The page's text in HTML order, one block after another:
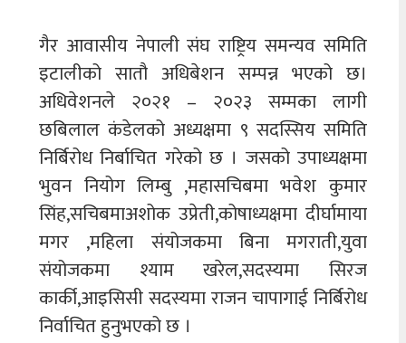
गैर आवासीय नेपाली संघ राष्ट्रिय समन्यव समिति
इटालीको सातौ अधिबेशन सम्पन्न भएको छ।
अधिवेशनले २०२१ – २०२३ सम्मका लागी
छबिलाल कंडेलको अध्यक्षमा ९ सदस्सिय समिति
निर्बिरोध निर्बाचित गरेको छ । जसको उपाध्यक्षमा
भुवन नियोग लिम्बु ,महासचिबमा भवेश कुमार
सिंह,सचिबमाअशोक उप्रेती,कोषाध्यक्षमा दीर्घामाया
मगर ,महिला संयोजकमा बिना मगराती,युवा
संयोजकमा श्याम खरेल,सदस्यमा सिरज
कार्की,आइसिसी सदस्यमा राजन चापागाई निर्बिरोध
निर्वाचित हुनुभएको छ ।